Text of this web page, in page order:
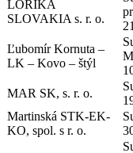
LORIKA
SLOVAKIA s. r. o.
Ľubomír Kornuta –
LK – Kovo – štýl
MAR SK, s. r. o.
Martinská STK-EK-
KO, spol. s r. o.